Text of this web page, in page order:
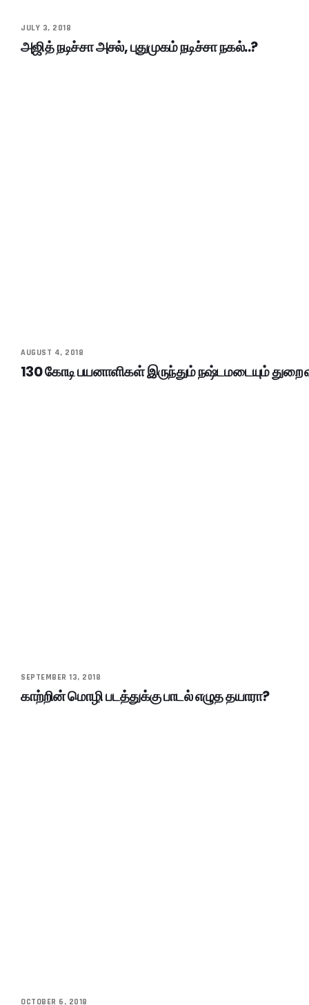
JULY 3, 2018
அஜித் நடிச்சா அசல், புதுமுகம் நடிச்சா நகல்..?
AUGUST 4, 2018
130 கோடி பயனாளிகள் இருந்தும் நஷ்டமடையும்
SEPTEMBER 13, 2018
காற்றின் மொழி படத்துக்கு பாடல் எழுத தயாரா?
OCTOBER 6, 2018